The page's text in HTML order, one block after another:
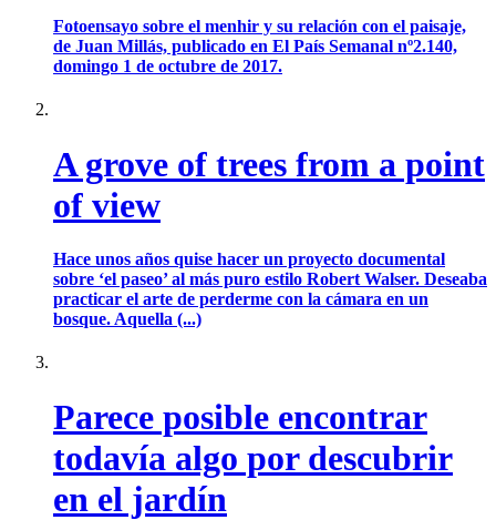
Fotoensayo sobre el menhir y su relación con el paisaje,
de Juan Millás, publicado en El País Semanal nº2.140,
domingo 1 de octubre de 2017.
A grove of trees from a point
of view
Hace unos años quise hacer un proyecto documental
sobre ‘el paseo’ al más puro estilo Robert Walser. Deseaba
practicar el arte de perderme con la cámara en un
bosque. Aquella (...)
Parece posible encontrar
todavía algo por descubrir
en el jardín